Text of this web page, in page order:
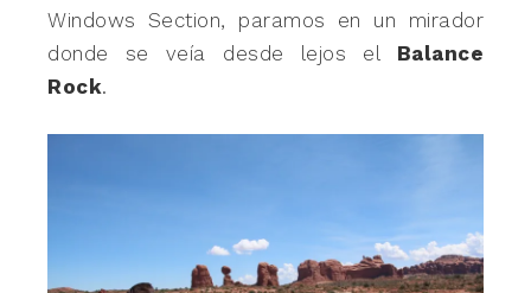
Windows Section, paramos en un mirador
donde se veía desde lejos el Balance
Rock.